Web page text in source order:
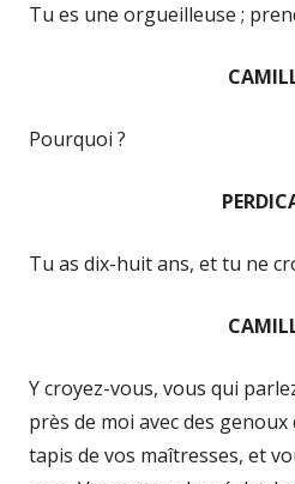
Tu es une orgueilleuse ;
Pourquoi ?
Tu as dix-huit ans, et tu ne
Y croyez-vous, vous qui
près de moi avec des
tapis de vos maîtresses, et